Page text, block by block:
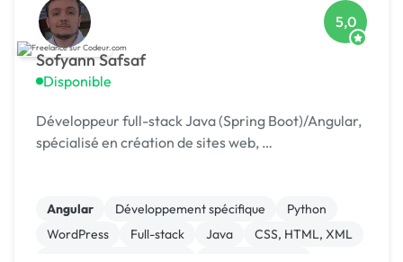
Sofyann Safsaf
Disponible
5,0
Développeur full-stack Java (Spring Boot)/Angular,
spécialisé en création de sites web, …
Angular Développement spécifique
Python
WordPress
Full-stack Java
CSS, HTML, XML